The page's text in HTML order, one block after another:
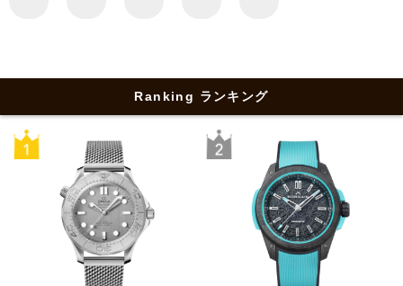
Ranking ランキング